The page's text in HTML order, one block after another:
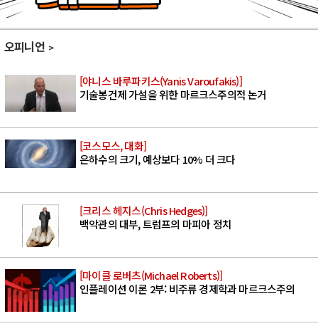
오피니언
[야니스 바루파키스(Yanis Varoufakis)]
기술봉건제 가설을 위한 마르크스주의적 논거
[코스모스, 대화]
은하수의 크기, 예상보다 10% 더 크다
[크리스 헤지스(Chris Hedges)]
백악관의 대부, 트럼프의 마피아 정치
[마이클 로버츠(Michael Roberts)]
인플레이션 이론 2부: 비주류 경제학과 마르크스주의